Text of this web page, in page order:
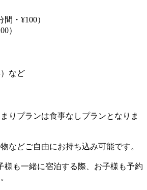
間・¥100）
）
など
りプランは食事なしプランとなりま
などご自由にお持ち込み可能です。
様も一緒に宿泊する際、お子様も予約